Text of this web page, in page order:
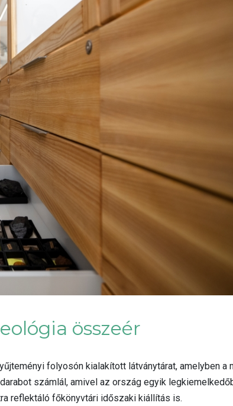
összeér
folyosón kialakított látványtárat, amelyben a
számlál, amivel az ország egyik
reflektáló főkönyvtári időszaki kiállítás is.